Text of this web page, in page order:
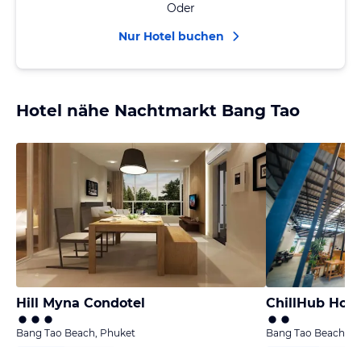
Oder
Nur Hotel buchen
Hotel nähe Nachtmarkt Bang Tao
Hill Myna Condotel
Bang Tao Beach, Phuket
ChillHub
Bang Tao Beach,